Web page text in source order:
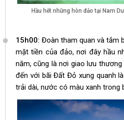
Hầu hết những hòn đảo tại Nam
15h00: Đoàn tham quan và tắm
mặt tiền của đảo, nơi đây hầu
năm, cũng là nơi giao lưu
đến với bãi Đất Đỏ xung quanh
trải dài, nước có màu xanh trong